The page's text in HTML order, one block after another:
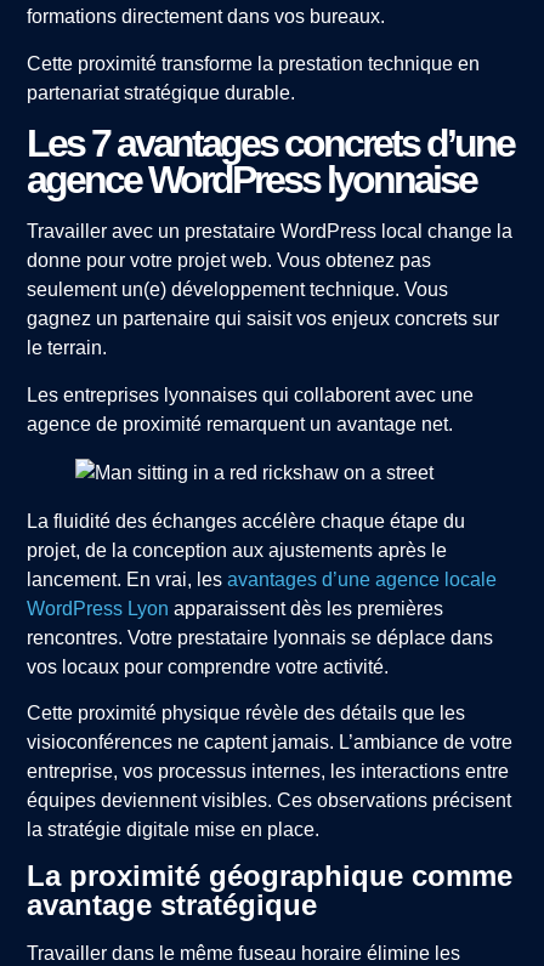
formations directement dans vos bureaux.
Cette proximité transforme la prestation technique en
partenariat stratégique durable.
Les 7 avantages concrets d’une
agence WordPress lyonnaise
Travailler avec un prestataire WordPress local change la
donne pour votre projet web. Vous obtenez pas
seulement un(e) développement technique. Vous
gagnez un partenaire qui saisit vos enjeux concrets sur
le terrain.
Les entreprises lyonnaises qui collaborent avec une
agence de proximité remarquent un avantage net.
La fluidité des échanges accélère chaque étape du
projet, de la conception aux ajustements après le
lancement. En vrai, lesavantages d’une agence locale
WordPress Lyon apparaissent dès les premières
rencontres. Votre prestataire lyonnais se déplace dans
vos locaux pour comprendre votre activité.
Cette proximité physique révèle des détails que les
visioconférences ne captent jamais. L’ambiance de votre
entreprise, vos processus internes, les interactions entre
équipes deviennent visibles. Ces observations précisent
la stratégie digitale mise en place.
La proximité géographique comme
avantage stratégique
Travailler dans le même fuseau horaire élimine les